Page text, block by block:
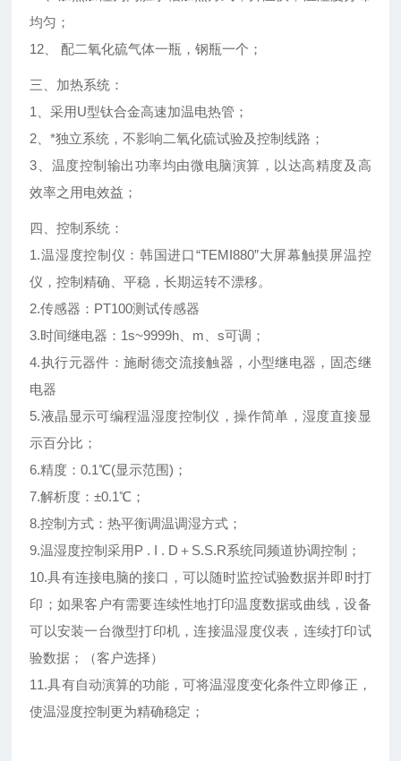
均匀；
12、 配二氧化硫气体一瓶，钢瓶一个；
三、加热系统：
1、采用U型钛合金高速加温电热管；
2、*独立系统，不影响二氧化硫试验及控制线路；
3、温度控制输出功率均由微电脑演算，以达高精度及高
效率之用电效益；
四、控制系统：
1.温湿度控制仪：韩国进口“TEMI880”大屏幕触摸屏温控
仪，控制精确、平稳，长期运转不漂移。
2.传感器：PT100测试传感器
3.时间继电器：1s~9999h、m、s可调；
4.执行元器件：施耐德交流接触器，小型继电器，固态继
电器
5.液晶显示可编程温湿度控制仪，操作简单，湿度直接显
示百分比；
6.精度：0.1℃(显示范围)；
7.解析度：±0.1℃；
8.控制方式：热平衡调温调湿方式；
9.温湿度控制采用P . I . D＋S.S.R系统同频道协调控制；
10.具有连接电脑的接口，可以随时监控试验数据并即时打
印；如果客户有需要连续性地打印温度数据或曲线，设备
可以安装一台微型打印机，连接温湿度仪表，连续打印试
验数据；（客户选择）
11.具有自动演算的功能，可将温湿度变化条件立即修正，
使温湿度控制更为精确稳定；